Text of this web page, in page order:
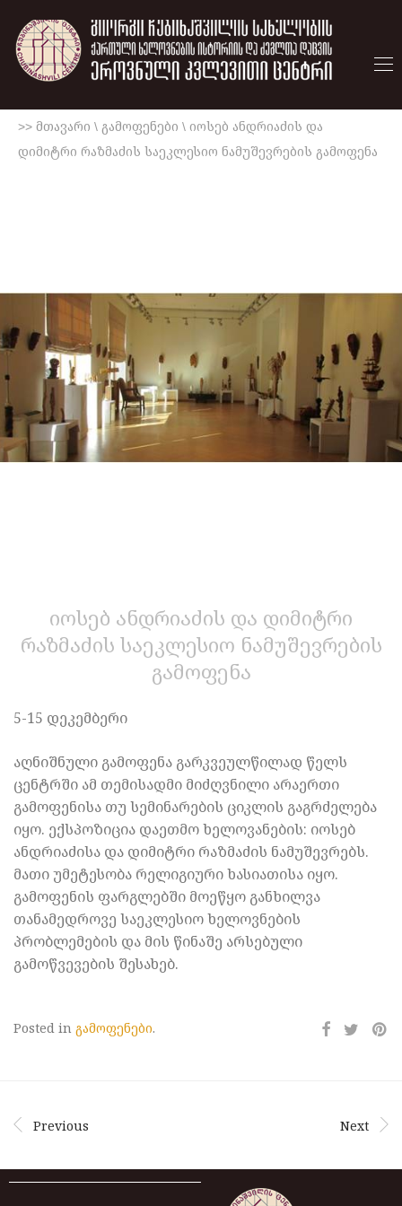
>> მთავარი \ გამოფენები \ იოსებ ანდრიაძის და
დიმიტრი რაზმაძის საეკლესიო ნამუშევრების გამოფენა
იოსებ ანდრიაძის და დიმიტრი
რაზმაძის საეკლესიო ნამუშევრების
გამოფენა
5-15 დეკემბერი
აღნიშნული გამოფენა გარკვეულწილად წელს
ცენტრში ამ თემისადმი მიძღვნილი არაერთი
გამოფენისა თუ სემინარების ციკლის გაგრძელება
იყო. ექსპოზიცია დაეთმო ხელოვანების: იოსებ
ანდრიაძისა და დიმიტრი რაზმაძის ნამუშევრებს.
მათი უმეტესობა რელიგიური ხასიათისა იყო.
გამოფენის ფარგლებში მოეწყო განხილვა
თანამედროვე საეკლესიო ხელოვნების
პრობლემების და მის წინაშე არსებული
გამოწვევების შესახებ.
Posted in გამოფენები.
Previous Next